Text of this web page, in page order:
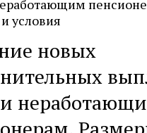
условия
новых